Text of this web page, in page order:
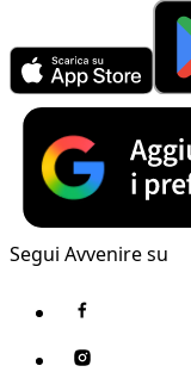
Segui Avvenire su